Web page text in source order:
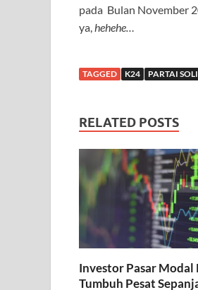
pada Bulan November
ya,hehehe…
TAGGED K24 PARTAI
RELATED POSTS
Investor Pasar Modal
Tumbuh Pesat